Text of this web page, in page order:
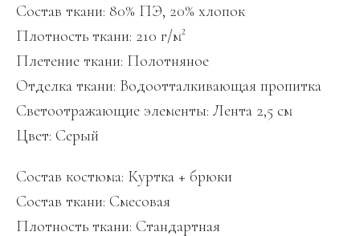
Состав ткани: 80% ПЭ, 20% хлопок
Плотность ткани: 210 г/м²
Плетение ткани: Полотняное
Отделка ткани: Водоотталкивающая пропитка
Светоотражающие элементы: Лента 2,5 см
Цвет: Серый
Состав костюма: Куртка + брюки
Состав ткани: Смесовая
Плотность ткани: Стандартная